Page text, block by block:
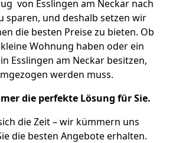
von Esslingen am Neckar nach
sparen, und deshalb setzen wir
die besten Preise zu bieten. Ob
Wohnung haben oder ein
Esslingen am Neckar besitzen,
werden muss.
die perfekte Lösung für Sie.
die Zeit – wir kümmern uns
die besten Angebote erhalten.